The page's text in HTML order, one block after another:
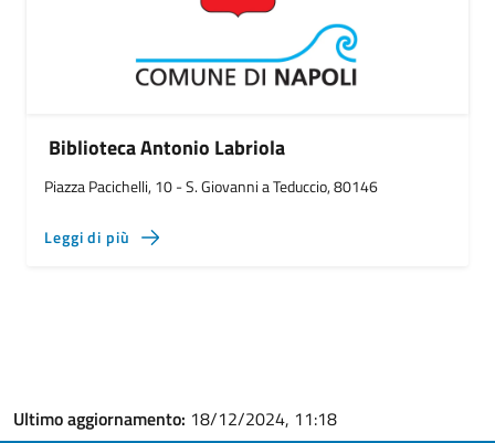
Biblioteca Antonio Labriola
Piazza Pacichelli, 10 - S. Giovanni a Teduccio, 80146
Leggi di più
Ultimo aggiornamento: 18/12/2024, 11:18